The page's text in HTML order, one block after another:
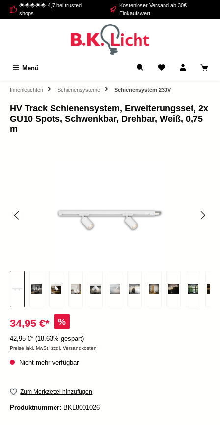
springen
🌟🌟🌟🌟🌟 4,7 bei trusted
shops
Kostenloser Versand ab 30€
Einkaufswert
Menü
Innenleuchten Schienensysteme Schienensystem 230V
HV Track Schienensystem, Erweiterungsset, 2x
GU10 Spots, Schwenkbar, Drehbar, Weiß, 0,75
m
34,95 €* %
42,95 €* (18.63% gespart)
Preise inkl. MwSt. zzgl. Versandkosten
Nicht mehr verfügbar
Zum Merkzettel hinzufügen
Produktnummer: BKL8001026